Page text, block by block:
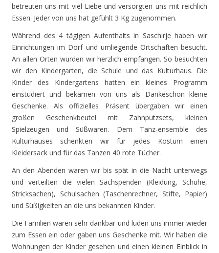
betreuten uns mit viel Liebe und versorgten uns mit reichlich
Essen. Jeder von uns hat gefühlt 3 Kg zugenommen.
Während des 4 tägigen Aufenthalts in Saschirje haben wir
Einrichtungen im Dorf und umliegende Ortschaften besucht.
An allen Orten wurden wir herzlich empfangen. So besuchten
wir den Kindergarten, die Schule und das Kulturhaus. Die
Kinder des Kindergartens hatten ein kleines Programm
einstudiert und bekamen von uns als Dankeschön kleine
Geschenke. Als offizielles Präsent übergaben wir einen
großen Geschenkbeutel mit Zahnputzsets, kleinen
Spielzeugen und Süßwaren. Dem Tanz-ensemble des
Kulturhauses schenkten wir für jedes Kostüm einen
Kleidersack und für das Tanzen 40 rote Tücher.
An den Abenden waren wir bis spät in die Nacht unterwegs
und verteilten die vielen Sachspenden (Kleidung, Schuhe,
Stricksachen), Schulsachen (Taschenrechner, Stifte, Papier)
und Süßigkeiten an die uns bekannten Kinder.
Die Familien waren sehr dankbar und luden uns immer wieder
zum Essen ein oder gaben uns Geschenke mit. Wir haben die
Wohnungen der Kinder gesehen und einen kleinen Einblick in